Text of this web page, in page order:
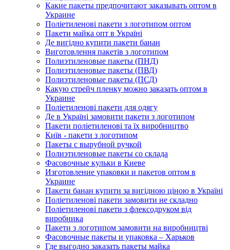
Какие пакеты предпочитают заказывать оптом в
Украине
Поліетиленові пакети з логотипом оптом
Пакети майка опт в Україні
Де вигідно купити пакети банан
Виготовлення пакетів з логотипом
Полиэтиленовые пакеты (ПНД)
Полиэтиленовые пакеты (ПВД)
Полиэтиленовые пакеты (ПСД)
Какую стрейч пленку можно заказать оптом в
Украине
Поліетиленові пакети для одягу
Де в Україні замовити пакети з логотипом
Пакети поліетиленові та їх виробництво
Київ - пакети з логотипом
Пакеты с вырубной ручкой
Полиэтиленовые пакеты со склада
Фасовочные кульки в Киеве
Изготовление упаковки и пакетов оптом в
Украине
Пакети банан купити за вигідною ціною в Україні
Поліетиленові пакети замовити не складно
Поліетиленові пакети з флексодруком від
виробника
Пакети з логотипом замовити на виробництві
Фасовочные пакеты и упаковка – Харьков
Где выгодно заказать пакеты майка